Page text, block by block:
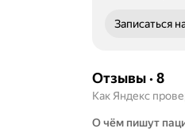
Записаться
Отзывы· 8
Как Яндекс
О чём пишут